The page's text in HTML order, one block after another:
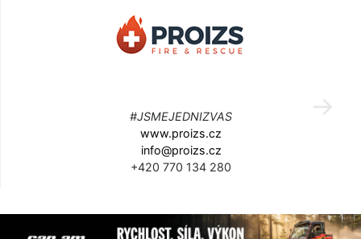
#JSMEJEDNIZVAS
www.proizs.cz
info@proizs.cz
+420 770 134 280